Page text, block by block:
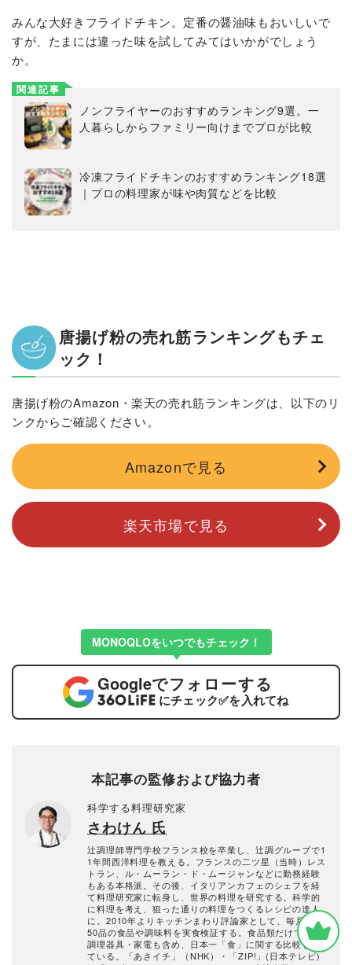
みんな大好きフライドチキン。定番の醤油味もおいしいで
すが、たまには違った味を試してみてはいかがでしょう
か。
関連記事
ノンフライヤーのおすすめランキング9選。一
人暮らしからファミリー向けまでプロが比較
冷凍フライドチキンのおすすめランキング18選
｜プロの料理家が味や肉質などを比較
唐揚げ粉の売れ筋ランキングもチェ
ック！
唐揚げ粉のAmazon・楽天の売れ筋ランキングは、以下のリ
ンクからご確認ください。
Amazonで見る
楽天市場で見る
MONOQLOをいつでもチェック！
Googleでフォローする
にチェック✅を入れてね
本記事の監修および協力者
科学する料理研究家
さわけん 氏
辻調理師専門学校フランス校を卒業し、辻調グループで1
1年間西洋料理を教える。フランスの二ツ星（当時）レス
トラン、ル・ムーラン・ド・ムージャンなどに勤務経験
もある本格派。その後、イタリアンカフェのシェフを経
て料理研究家に転身し、世界の料理を研究する。科学的
に料理を考え、狙った通りの料理をつくるレシピの達人
に。2010年よりキッチンまわり評論家として、毎月30～
50品の食品や調味料を実食検証する。食品類だけでなく
調理器具・家電も含め、日本一「食」に関する比較をし
ている。「あさイチ」（NHK）・「ZIP!」(日本テレビ)